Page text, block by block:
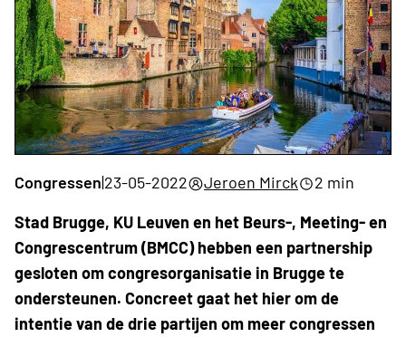
Congressen|23-05-2022 Jeroen Mirck
2 min
Stad Brugge, KU Leuven en het Beurs-, Meeting- en
Congrescentrum (BMCC) hebben een partnership
gesloten om congresorganisatie in Brugge te
ondersteunen. Concreet gaat het hier om de
intentie van de drie partijen om meer congressen